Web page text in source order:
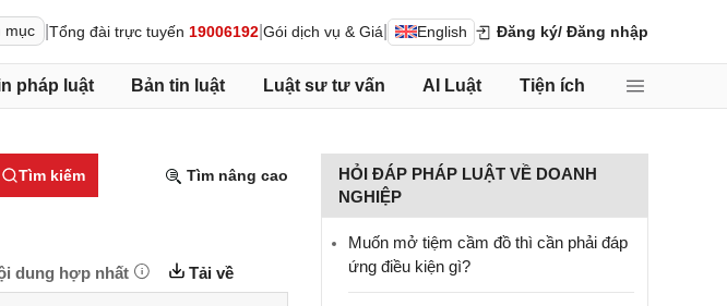
mục Tổng đài trực tuyến 19006192 Gói dịch vụ & Giá English Đăng ký/ Đăng nhập
pháp luật Bản tin luật Luật sư tư vấn AI Luật Tiện ích
Tìm kiếm Tìm nâng cao
dung hợp nhất Tải về
HỎI ĐÁP PHÁP LUẬT VỀ DOANH
NGHIỆP
Muốn mở tiệm cầm đồ thì cần phải đáp
ứng điều kiện gì?